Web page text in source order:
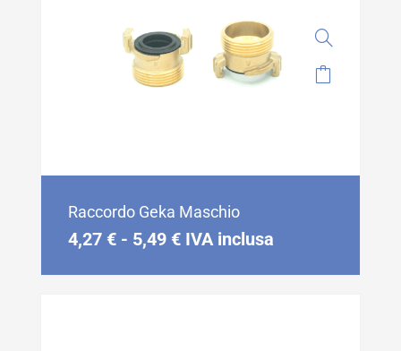
Raccordo Geka Maschio
4,27 € - 5,49 € IVA inclusa